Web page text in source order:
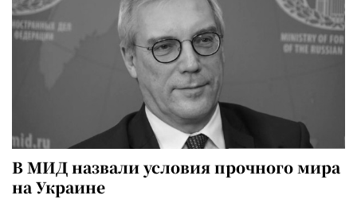
В МИД назвали условия прочного мира
на Украине